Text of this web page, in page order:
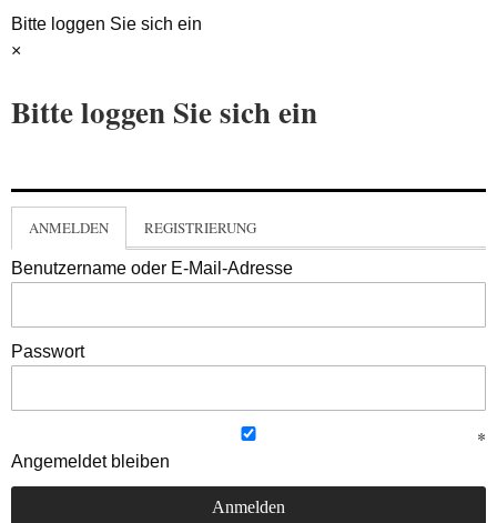
Bitte loggen Sie sich ein
×
Bitte loggen Sie sich ein
ANMELDEN REGISTRIERUNG
Benutzername oder E-Mail-Adresse
Passwort
Angemeldet bleiben